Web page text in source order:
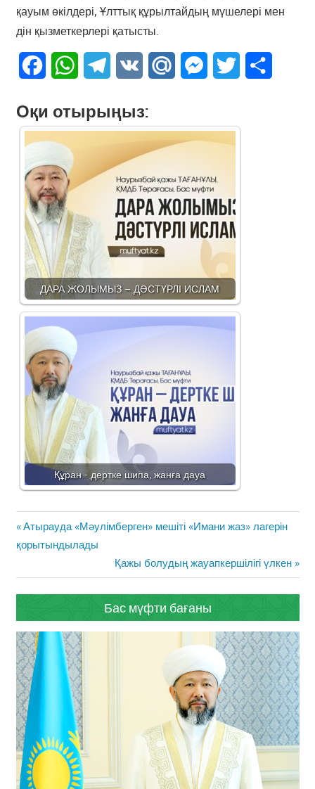
қауым өкілдері, Ұлттық құрылтайдың мүшелері мен
дін қызметкерлері қатысты.
FacebookWhatsAppTelegram
VK Mail.Ru Messenger
Twitter
Оқи отырыңыз:
ДАРА ЖОЛЫМЫЗ – ДӘСТҮРЛІ ИСЛАМ
Құран - дертке шипа, жанға дауа
Жазба
навигациясы
Previous
Post:
Атырауда «Мәулімберген» мешіті «Имани жаз» лагерін
қорытындылады
Next
Post:
Қажы болудың жауапкершілігі үлкен
Бас мүфти бағаны